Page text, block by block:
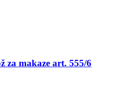
za makaze art. 555/6